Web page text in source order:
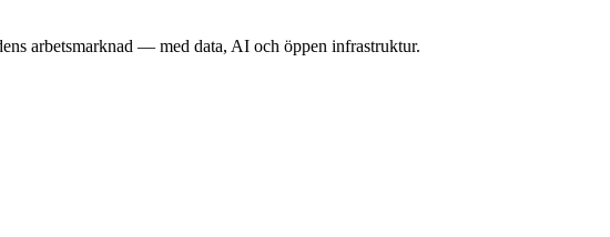
arbetsmarknad — med data, AI och öppen infrastruktur.